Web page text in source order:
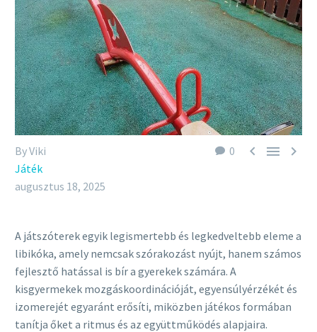
0   
By Viki
Játék
augusztus 18, 2025
A játszóterek egyik legismertebb és legkedveltebb eleme a
libikóka, amely nemcsak szórakozást nyújt, hanem számos
fejlesztő hatással is bír a gyerekek számára. A
kisgyermekek mozgáskoordinációját, egyensúlyérzékét és
izomerejét egyaránt erősíti, miközben játékos formában
tanítja őket a ritmus és az együttműködés alapjaira.